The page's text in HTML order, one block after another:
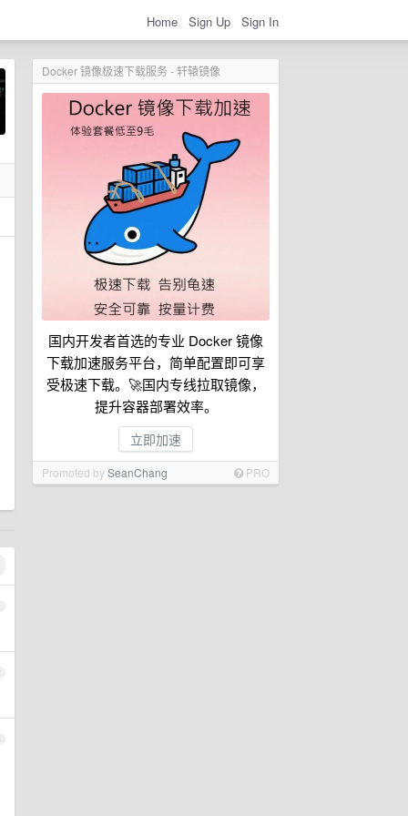
Home Sign Up Sign In
Docker 镜像极速下载服务 - 轩辕镜像
国内开发者首选的专业 Docker 镜像
下载加速服务平台，简单配置即可享
受极速下载。🚀国内专线拉取镜像，
提升容器部署效率。
立即加速
Promoted bySeanChang PRO